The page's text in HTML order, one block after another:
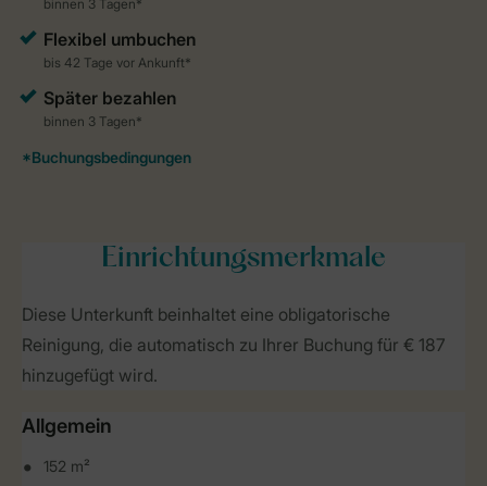
Einrichtungsmerkmale
Diese Unterkunft beinhaltet eine obligatorische
Reinigung, die automatisch zu Ihrer Buchung für € 187
hinzugefügt wird.
Allgemein
152 m²